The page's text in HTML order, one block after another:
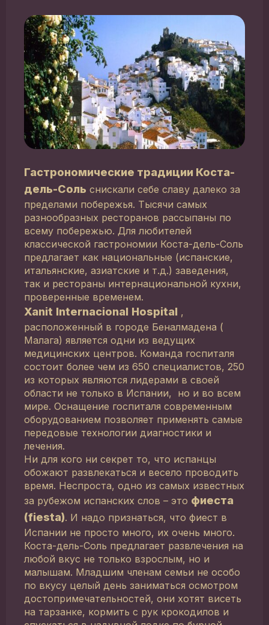
Гастрономические традиции Коста-
дель-Соль снискали себе славу далеко за
пределами побережья. Тысячи самых
разнообразных ресторанов рассыпаны по
всему побережью. Для любителей
классической гастрономии Коста-дель-Соль
предлагает как национальные (испанские,
итальянские, азиатские и т.д.) заведения,
так и рестораны интернациональной кухни,
проверенные временем.
Xanit Internacional Hospital ,
расположенный в городе Беналмадена (
Малага) является одни из ведущих
медицинских центров. Команда госпиталя
состоит более чем из 650 специалистов, 250
из которых являются лидерами в своей
области не только в Испании, но и во всем
мире. Оснащение госпиталя современным
оборудованием позволяет применять самые
передовые технологии диагностики и
лечения.
Ни для кого ни секрет то, что испанцы
обожают развлекаться и весело проводить
время. Неспроста, одно из самых известных
за рубежом испанских слов – это фиеста
(fiesta). И надо признаться, что фиест в
Испании не просто много, их очень много.
Коста-дель-Соль предлагает развлечения на
любой вкус не только взрослым, но и
малышам. Младшим членам семьи не особо
по вкусу целый день заниматься осмотром
достопримечательностей, они хотят висеть
на тарзанке, кормить с рук крокодилов и